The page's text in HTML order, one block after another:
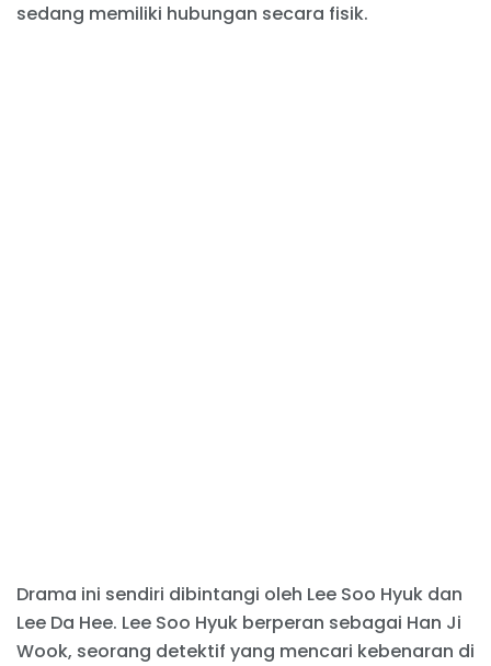
sedang memiliki hubungan secara fisik.
Drama ini sendiri dibintangi oleh Lee Soo Hyuk dan
Lee Da Hee. Lee Soo Hyuk berperan sebagai Han Ji
Wook, seorang detektif yang mencari kebenaran di